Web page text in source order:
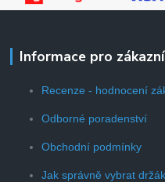
Informace pro
Recenze - hodnocení
Odborné poradenství
Obchodní podmínky
Jak správně vybrat